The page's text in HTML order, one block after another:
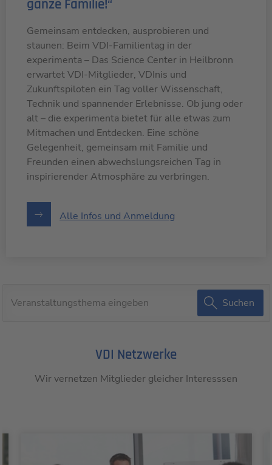
ganze Familie!“
Gemeinsam entdecken, ausprobieren und
staunen: Beim VDI-Familientag in der
experimenta – Das Science Center in Heilbronn
erwartet VDI-Mitglieder, VDInis und
Zukunftspiloten ein Tag voller Wissenschaft,
Technik und spannender Erlebnisse. Ob jung oder
alt – die experimenta bietet für alle etwas zum
Mitmachen und Entdecken. Eine schöne
Gelegenheit, gemeinsam mit Familie und
Freunden einen abwechslungsreichen Tag in
inspirierender Atmosphäre zu verbringen.
Alle Infos und Anmeldung
an, die ihren Wohn- oder Geschäftssitz im Bezirk
des WIV haben.
Mehr über uns
Zu unseren Veranstaltungen
Suchen
VDI Netzwerke
Wir vernetzen Mitglieder gleicher Interesssen